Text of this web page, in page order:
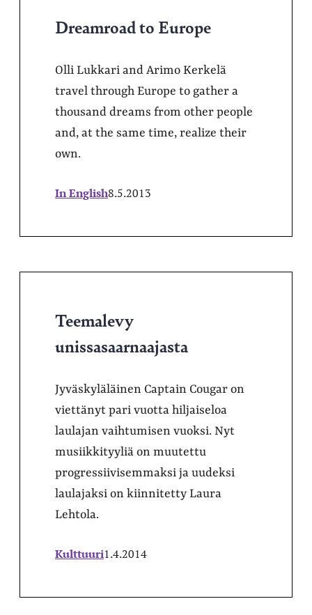
Dreamroad to Europe
Olli Lukkari and Arimo Kerkelä
travel through Europe to gather a
thousand dreams from other people
and, at the same time, realize their
own.
In English8.5.2013
Teemalevy
unissasaarnaajasta
Jyväskyläläinen Captain Cougar on
viettänyt pari vuotta hiljaiseloa
laulajan vaihtumisen vuoksi. Nyt
musiikkityyliä on muutettu
progressiivisemmaksi ja uudeksi
laulajaksi on kiinnitetty Laura
Lehtola.
Kulttuuri1.4.2014